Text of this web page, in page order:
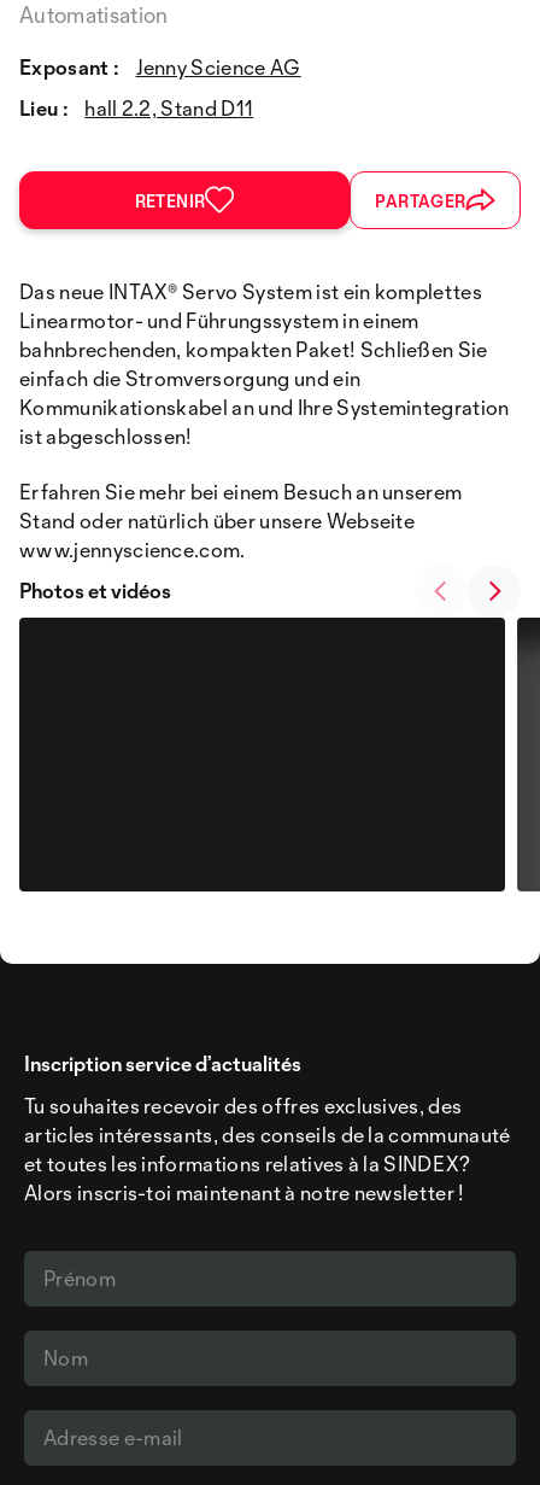
Automatisation
Exposant :
Jenny Science AG
Lieu :
hall 2.2, Stand D11
RETENIR PARTAGER
Das neue INTAX® Servo System ist ein komplettes
Linearmotor- und Führungssystem in einem
bahnbrechenden, kompakten Paket! Schließen Sie
einfach die Stromversorgung und ein
Kommunikationskabel an und Ihre Systemintegration
ist abgeschlossen!
Erfahren Sie mehr bei einem Besuch an unserem
Stand oder natürlich über unsere Webseite
www.jennyscience.com.
Photos et vidéos
Inscription service d’actualités
Tu souhaites recevoir des offres exclusives, des
articles intéressants, des conseils de la communauté
et toutes les informations relatives à la SINDEX?
Alors inscris-toi maintenant à notre newsletter !